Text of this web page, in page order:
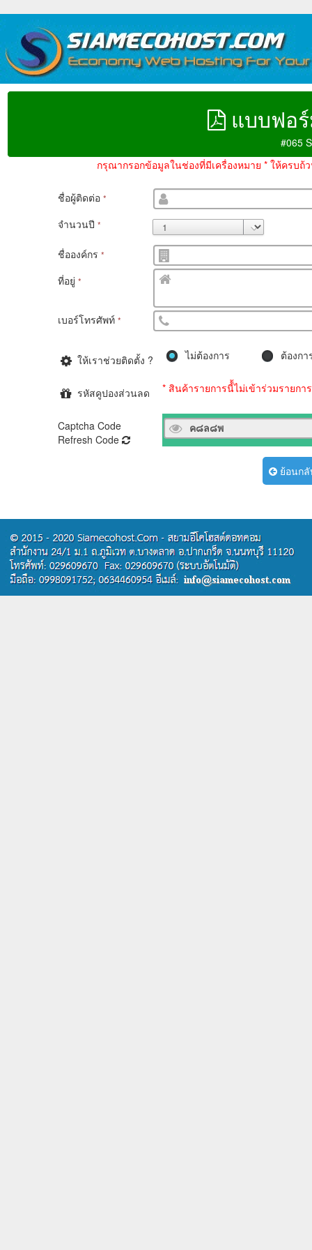
แบบฟอ
#065
กรุณากรอกข้อมูลในช่องที่มีเครื่องหมาย * ให้ครบ
ชื่อผู้ติดต่อ*
จำนวนปี*
ชื่อองค์กร*
ที่อยู่*
เบอร์โทรศัพท์*
ให้เราช่วยติดตั้ง ? ไม่ต้องการ ต้องกา
รหัสคูปองส่วนลด * สินค้ารายการนี้้ไม่เข้าร่วมรายกา
Captcha Code
Refresh Code
ย้อนก